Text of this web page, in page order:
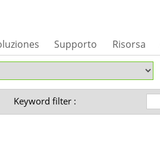
Supporto Risorsa
Keyword filter :